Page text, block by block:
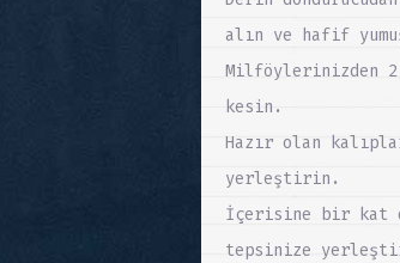
alın ve hafif
Milföylerinizden
kesin.
Hazır olan
yerleştirin.
İçerisine bir kat
tepsinize